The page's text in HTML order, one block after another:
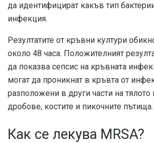
да идентифицират какъв тип
инфекция.
Резултатите от кръвни култури
около 48 часа. Положителният
да показва сепсис на кръвната
могат да проникнат в кръвта от
разположени в други части на тялото
дробове, костите и пикочните пътища.
Как се лекува MRSA?